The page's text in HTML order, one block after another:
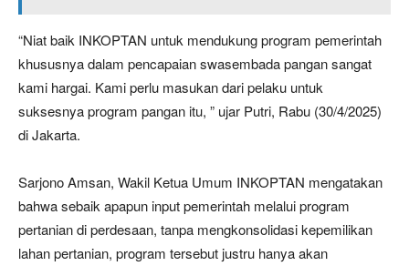
“Niat baik INKOPTAN untuk mendukung program pemerintah
khususnya dalam pencapaian swasembada pangan sangat
kami hargai. Kami perlu masukan dari pelaku untuk
suksesnya program pangan itu, ” ujar Putri, Rabu (30/4/2025)
di Jakarta.
Sarjono Amsan, Wakil Ketua Umum INKOPTAN mengatakan
bahwa sebaik apapun input pemerintah melalui program
pertanian di perdesaan, tanpa mengkonsolidasi kepemilikan
lahan pertanian, program tersebut justru hanya akan